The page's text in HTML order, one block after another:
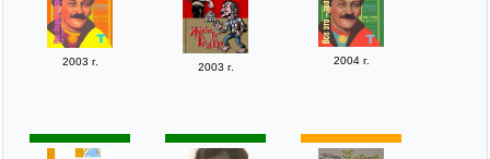
2003 г. 2003 г.
2004 г.